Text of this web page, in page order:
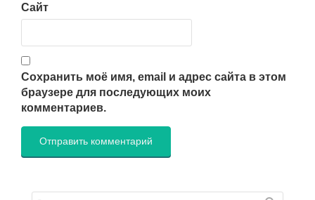
Сайт
Сохранить моё имя, email и адрес сайта в этом
браузере для последующих моих
комментариев.